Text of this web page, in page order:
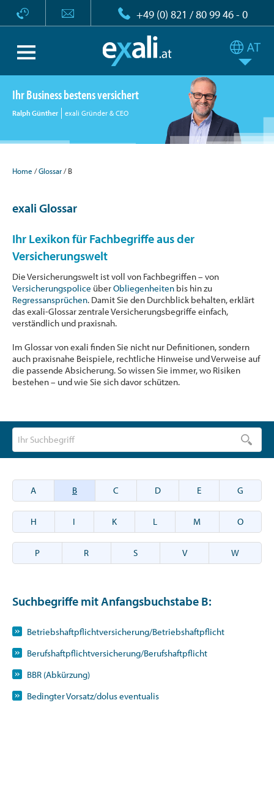
+49 (0) 821 / 80 99 46 - 0
Ihr Business bestens versichert
Ralph Günther exali Gründer & CEO
Home Glossar B
exali Glossar
Ihr Lexikon für Fachbegriffe aus der
Versicherungswelt
Die Versicherungswelt ist voll von Fachbegriffen – von
Versicherungspolice überObliegenheiten bis hin zu
Regressansprüchen. Damit Sie den Durchblick behalten, erklärt
das exali-Glossar zentrale Versicherungsbegriffe einfach,
verständlich und praxisnah.
Im Glossar von exali finden Sie nicht nur Definitionen, sondern
auch praxisnahe Beispiele, rechtliche Hinweise und Verweise auf
die passende Absicherung. So wissen Sie immer, wo Risiken
bestehen – und wie Sie sich davor schützen.
A B C D E G
H I K L M O
P R S V W
Suchbegriffe mit Anfangsbuchstabe B:
Betriebshaftpflichtversicherung/Betriebshaftpflicht
Berufshaftpflichtversicherung/Berufshaftpflicht
BBR (Abkürzung)
Bedingter Vorsatz/dolus eventualis